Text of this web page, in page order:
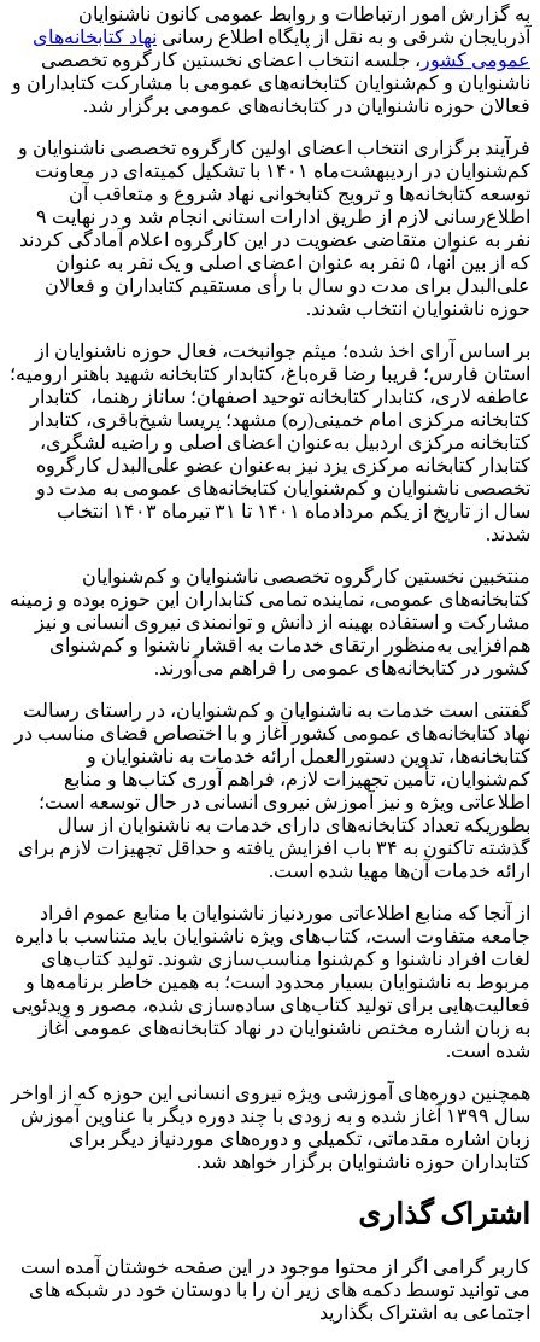
به گزارش امور ارتباطات و روابط عمومی کانون ناشنوایان
آذربایجان شرقی و به نقل از پایگاه اطلاع‌ رسانی نهاد کتابخانه‌های
عمومی کشور ، جلسه انتخاب اعضای نخستین کارگروه تخصصی
ناشنوایان و کم‌شنوایان کتابخانه‌های عمومی با مشارکت کتابداران و
فعالان حوزه ناشنوایان در کتابخانه‌های عمومی برگزار شد.
فرآیند برگزاری انتخاب اعضای اولین کارگروه تخصصی ناشنوایان و
کم‌شنوایان در اردیبهشت‌ماه ۱۴۰۱ با تشکیل کمیته‌ای در معاونت
توسعه کتابخانه‌ها و ترویج کتابخوانی نهاد شروع و متعاقب آن
اطلاع‌رسانی‌ لازم از طریق ادارات استانی انجام شد و در نهایت ۹
نفر به عنوان متقاضی عضویت در این کارگروه اعلام آمادگی کردند
که از بین آنها، ۵ نفر به عنوان اعضای اصلی و یک نفر به عنوان
علی‌البدل برای مدت دو سال با رأی مستقیم کتابداران و فعالان
حوزه ناشنوایان انتخاب شدند.
بر اساس آرای اخذ شده؛ میثم جوانبخت، فعال حوزه ناشنوایان از
استان فارس؛ فریبا رضا قره‌باغ، کتابدار کتابخانه شهید باهنر ارومیه؛
عاطفه لاری، کتابدار کتابخانه توحید اصفهان؛ ساناز رهنما، کتابدار
کتابخانه مرکزی امام خمینی(ره) مشهد؛ پریسا شیخ‌باقری، کتابدار
کتابخانه مرکزی اردبیل به‌عنوان اعضای اصلی و راضیه لشگری،
کتابدار کتابخانه مرکزی یزد نیز به‌عنوان عضو علی‌البدل کارگروه
تخصصی ناشنوایان و کم‌شنوایان کتابخانه‌های عمومی به مدت دو
سال از تاریخ از یکم مردادماه ۱۴۰۱ تا ۳۱ تیرماه ۱۴۰۳ انتخاب
شدند.
منتخبین نخستین کارگروه تخصصی ناشنوایان و کم‌شنوایان
کتابخانه‌های عمومی، نماینده تمامی کتابداران این حوزه بوده و زمینه
مشارکت و استفاده بهینه از دانش و توانمندی نیروی انسانی و نیز
هم‌افزایی به‌منظور ارتقای خدمات به اقشار ناشنوا و کم‌شنوای
کشور در کتابخانه‌های عمومی را فراهم می‌آورند.
گفتنی است خدمات به ناشنوایان و کم‌شنوایان، در راستای رسالت
نهاد کتابخانه‌های عمومی کشور آغاز و با اختصاص فضای مناسب در
کتابخانه‌ها، تدوین دستورالعمل ارائه خدمات به ناشنوایان و
کم‌شنوایان، تأمین تجهیزات لازم، فراهم آوری کتاب‌ها و منابع
اطلاعاتی ویژه و نیز آموزش نیروی انسانی در حال توسعه است؛
بطوریکه تعداد کتابخانه‌های دارای خدمات به ناشنوایان از سال
گذشته تاکنون به ۳۴ باب افزایش یافته و حداقل تجهیزات لازم برای
ارائه خدمات آن‌ها مهیا شده است.
از آنجا که‌ منابع اطلاعاتی موردنیاز ناشنوایان با منابع عموم افراد
جامعه متفاوت است، کتاب‌های ویژه ناشنوایان باید متناسب با دایره
لغات افراد ناشنوا و کم‌شنوا مناسب‌سازی شوند. تولید کتاب‌های
مربوط به ناشنوایان بسیار محدود است؛ به همین خاطر برنامه‌ها و
فعالیت‌هایی برای تولید کتاب‌های ساده‌سازی شده، مصور و ویدئویی
به زبان اشاره مختص ناشنوایان در نهاد کتابخانه‌های عمومی آغاز
شده است.
همچنین دوره‌های آموزشی ویژه نیروی انسانی این حوزه که از اواخر
سال ۱۳۹۹ آغاز شده و به زودی با چند دوره دیگر با عناوین آموزش
زبان اشاره مقدماتی، تکمیلی و دوره‌های موردنیاز دیگر برای
کتابداران حوزه ناشنوایان برگزار خواهد شد.
اشتراک گذاری
کاربر گرامی اگر از محتوا موجود در این صفحه خوشتان آمده است
می توانید توسط دکمه های زیر آن را با دوستان خود در شبکه های
اجتماعی به اشتراک بگذارید